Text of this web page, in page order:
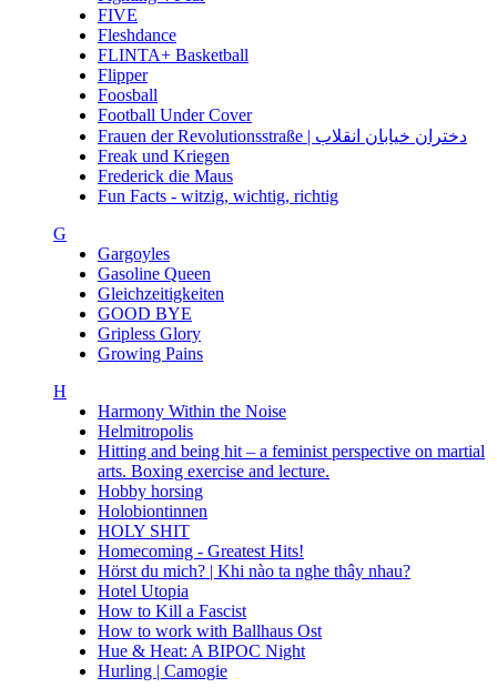
FIVE
Fleshdance
FLINTA+ Basketball
Flipper
Foosball
Football Under Cover
Frauen der Revolutionsstraße | دختران خیابان انقلاب
Freak und Kriegen
Frederick die Maus
Fun Facts - witzig, wichtig, richtig
G
Gargoyles
Gasoline Queen
Gleichzeitigkeiten
GOOD BYE
Gripless Glory
Growing Pains
H
Harmony Within the Noise
Helmitropolis
Hitting and being hit – a feminist perspective on martial
arts. Boxing exercise and lecture.
Hobby horsing
Holobiontinnen
HOLY SHIT
Homecoming - Greatest Hits!
Hörst du mich? | Khi nào ta nghe thây nhau?
Hotel Utopia
How to Kill a Fascist
How to work with Ballhaus Ost
Hue & Heat: A BIPOC Night
Hurling | Camogie